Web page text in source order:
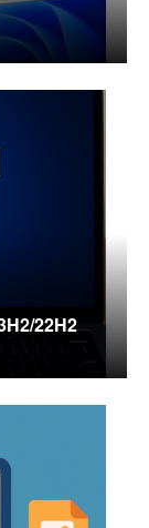
22H2